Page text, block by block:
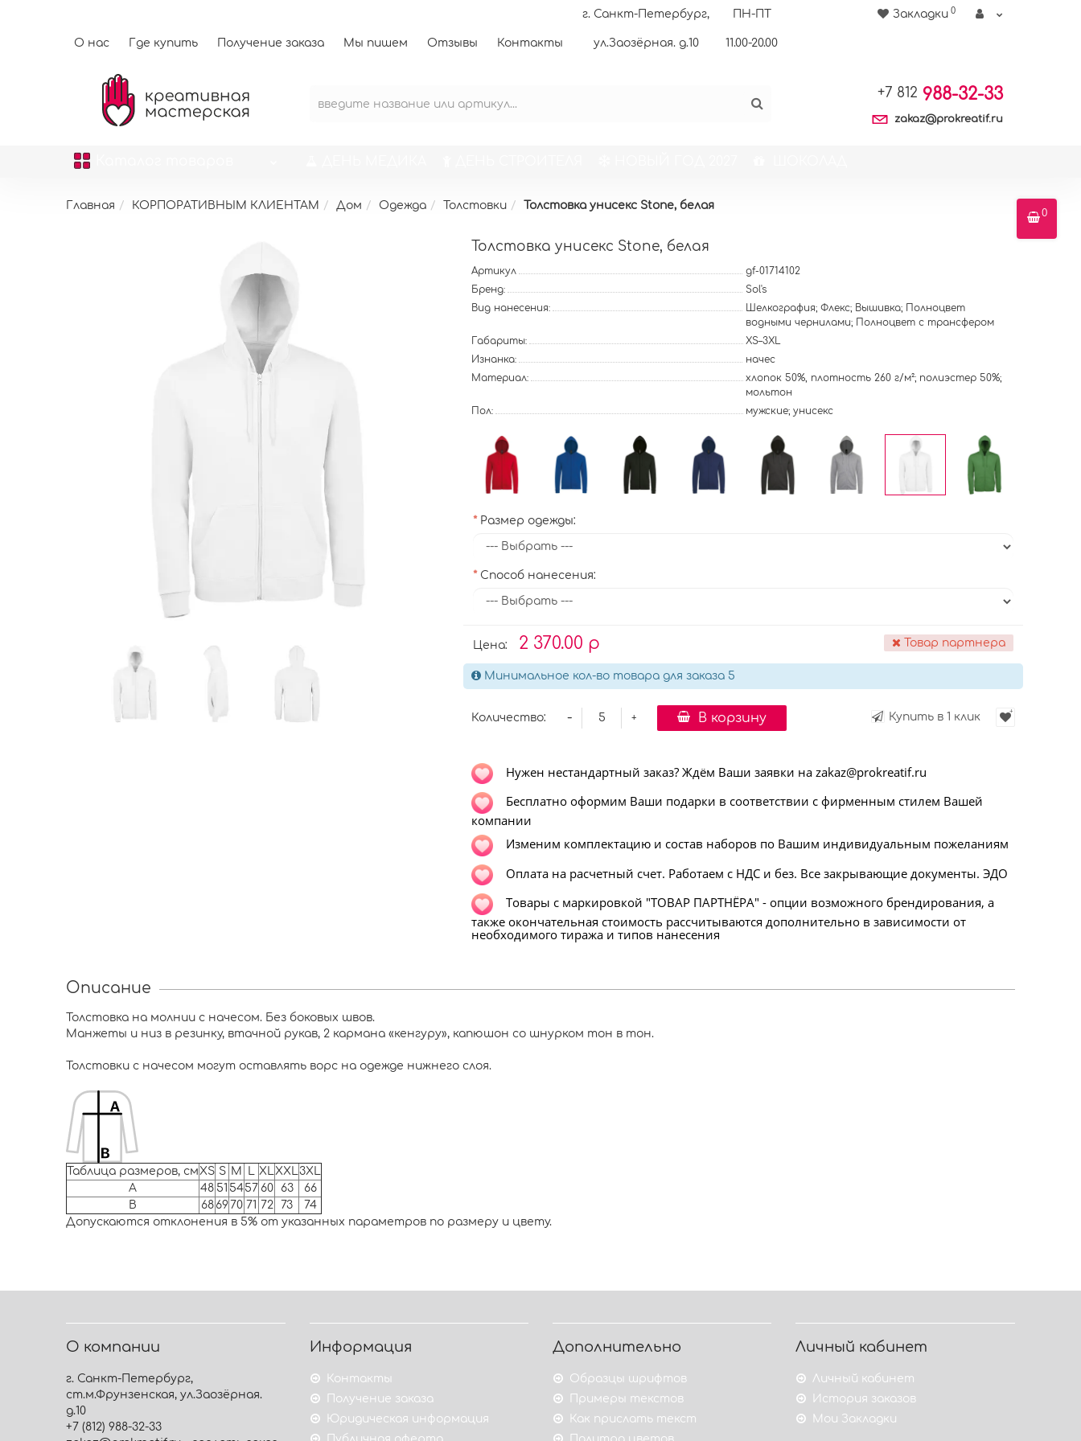
О нас Где купить Получение заказа Мы пишем Отзывы Контакты
г. Санкт-Петербург,
ул.Заозёрная. д.10
ПН-ПТ
11.00-20.00
Закладки 0
+7 812 988-32-33
zakaz@prokreatif.ru
0
Главная КОРПОРАТИВНЫМ КЛИЕНТАМ Дом Одежда Толстовки Толстовка унисекс Stone, белая
Толстовка унисекс Stone, белая
Артикул
gf-01714102
Бренд:
Sol's
Вид нанесения:
Шелкография; Флекс; Вышивка; Полноцвет
водными чернилами; Полноцвет с трансфером
Габариты:
XS–3XL
Изнанка:
начес
Материал:
хлопок 50%, плотность 260 г/м²; полиэстер 50%;
мольтон
Пол:
мужские; унисекс
Размер одежды:
Способ нанесения:
Цена: 2 370.00 р Товар партнера
Минимальное кол-во товара для заказа 5
Количество: +
- В корзину Купить в 1 клик
Нужен нестандартный заказ? Ждём Ваши заявки на zakaz@prokreatif.ru
Бесплатно оформим Ваши подарки в соответствии с фирменным стилем Вашей
компании
Изменим комплектацию и состав наборов по Вашим индивидуальным пожеланиям
Оплата на расчетный счет. Работаем с НДС и без. Все закрывающие документы. ЭДО
Товары с маркировкой "ТОВАР ПАРТНЁРА" - опции возможного брендирования, а
также окончательная стоимость рассчитываются дополнительно в зависимости от
необходимого тиража и типов нанесения
Описание
Толстовка на молнии с начесом. Без боковых швов.
Манжеты и низ в резинку, втачной рукав, 2 кармана «кенгуру», капюшон со шнурком тон в тон.
Толстовки с начесом могут оставлять ворс на одежде нижнего слоя.
Таблица размеров, смXS S M L XLXXL3XL
A
48 51 5457 60 63
66
B
68 69 70 71 72 73
74
Допускаются отклонения в 5% от указанных параметров по размеру и цвету.
О компании
г. Санкт-Петербург,
ст.м.Фрунзенская, ул.Заозёрная.
д.10
+7 (812) 988-32-33
Информация
Контакты
Получение заказа
Юридическая информация
Дополнительно
Образцы шрифтов
Примеры текстов
Как прислать текст
Личный кабинет
Личный кабинет
История заказов
Мои Закладки